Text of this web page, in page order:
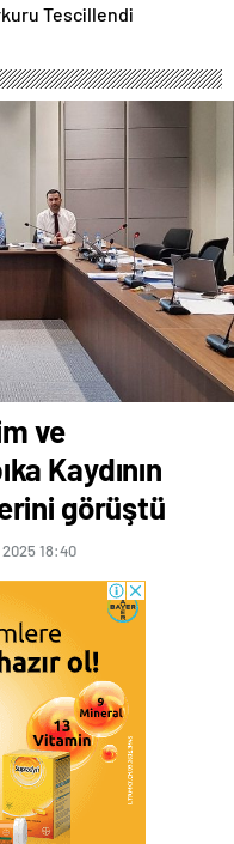
Tescillendi
ve
Kaydının
görüştü
18:40